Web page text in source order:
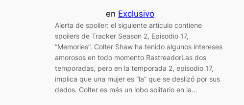
en Exclusivo
Alerta de spoiler: el siguiente artículo contiene
spoilers de Tracker Season 2, Episodio 17,
“Memories”. Colter Shaw ha tenido algunos intereses
amorosos en todo momento RastreadorLas dos
temporadas, pero en la temporada 2, episodio 17,
implica que una mujer es “la” que se deslizó por sus
dedos. Colter es más un lobo solitario en la…